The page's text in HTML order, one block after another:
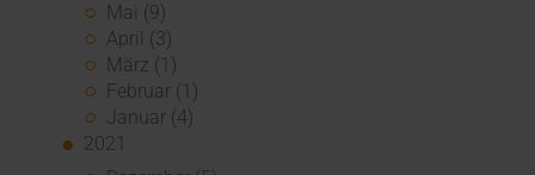
Mai (9)
April (3)
März (1)
Februar (1)
Januar (4)
2021